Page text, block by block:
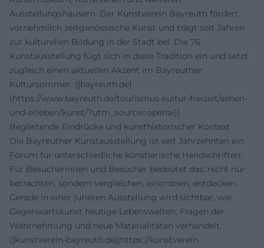
Ausstellungshäusern. Der Kunstverein Bayreuth fördert
vornehmlich zeitgenössische Kunst und trägt seit Jahren
zur kulturellen Bildung in der Stadt bei. Die 76.
Kunstausstellung fügt sich in diese Tradition ein und setzt
zugleich einen aktuellen Akzent im Bayreuther
Kultursommer. ([bayreuth.de]
(https://www.bayreuth.de/tourismus-kultur-freizeit/sehen-
und-erleben/kunst/?utm_source=openai))
Begleitende Eindrücke und kunsthistorischer Kontext
Die Bayreuther Kunstausstellung ist seit Jahrzehnten ein
Forum für unterschiedliche künstlerische Handschriften.
Für Besucherinnen und Besucher bedeutet das: nicht nur
betrachten, sondern vergleichen, einordnen, entdecken.
Gerade in einer jurieren Ausstellung wird sichtbar, wie
Gegenwartskunst heutige Lebenswelten, Fragen der
Wahrnehmung und neue Materialitäten verhandelt.
([kunstverein-bayreuth.de](https://kunstverein-